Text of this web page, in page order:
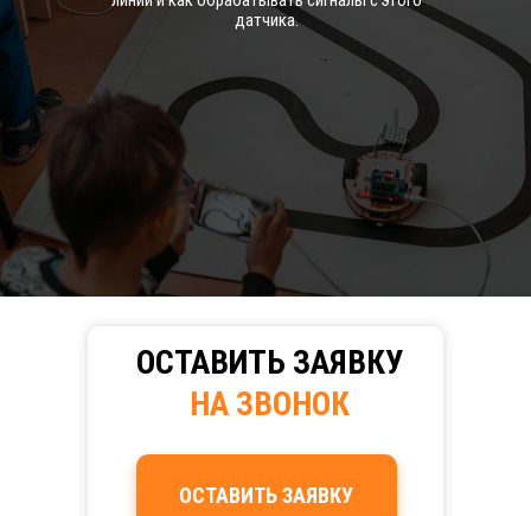
датчика.
ОСТАВИТЬ ЗАЯВКУ
НА ЗВОНОК
ОСТАВИТЬ ЗАЯВКУ